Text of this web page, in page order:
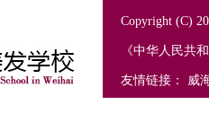
Copyright (C)
《中华人民共
友情链接： 威